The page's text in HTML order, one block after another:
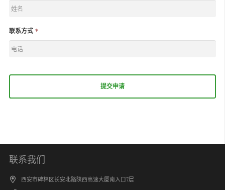
联系方式 *
联系我们
西安市碑林区长安北路陕西高速大厦南入口7层